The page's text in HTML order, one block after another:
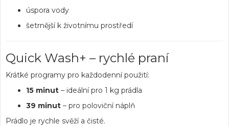
úspora vody
šetrnější k životnímu prostředí
Quick Wash+ – rychlé praní
Krátké programy pro každodenní použití:
15 minut – ideální pro 1 kg prádla
39 minut – pro poloviční náplň
Prádlo je rychle svěží a čisté.